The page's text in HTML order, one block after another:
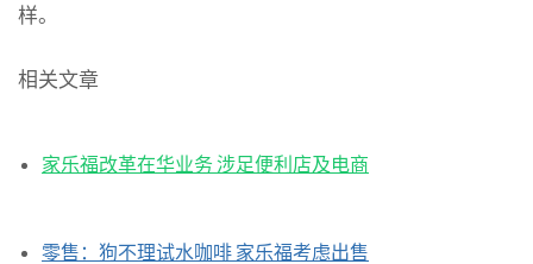
样。
相关文章
家乐福改革在华业务 涉足便利店及电商
零售：狗不理试水咖啡 家乐福考虑出售